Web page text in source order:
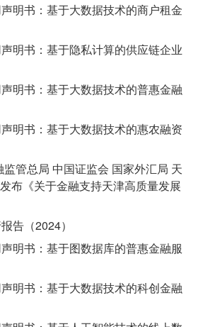
明书：基于大数据技术的商户租金
明书：基于隐私计算的供应链企业
明书：基于大数据技术的普惠金融
明书：基于大数据技术的惠农融资
管总局 中国证监会 国家外汇局 天
布《关于金融支持天津高质量发展
告（2024）
明书：基于图数据库的普惠金融服
明书：基于大数据技术的科创金融